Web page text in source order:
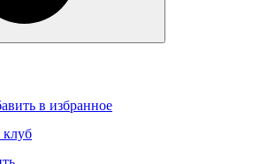
в избранное